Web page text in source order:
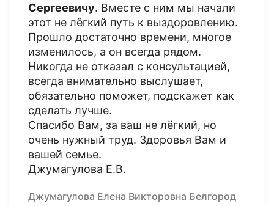
Сергеевичу. Вместе с ним мы начали
этот не лёгкий путь к выздоровлению.
Прошло достаточно времени, многое
изменилось, а он всегда рядом.
Никогда не отказал с консультацией,
всегда внимательно выслушает,
обязательно поможет, подскажет как
сделать лучше.
Спасибо Вам, за ваш не лёгкий, но
очень нужный труд. Здоровья Вам и
вашей семье.
Джумагулова Е.В.
Джумагулова Елена Викторовна Белгород